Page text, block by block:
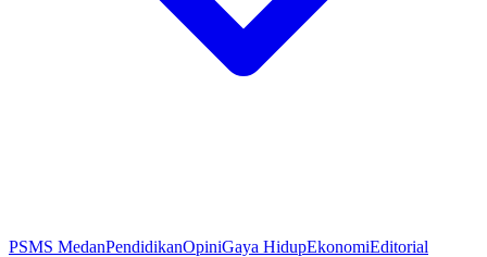
PSMS MedanPendidikanOpiniGaya HidupEkonomiEditorial